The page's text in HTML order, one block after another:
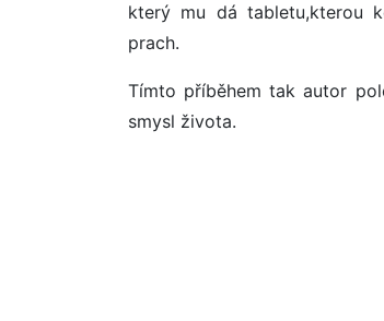
který mu dá tabletu,kterou
prach.
Tímto příběhem tak autor
smysl života.